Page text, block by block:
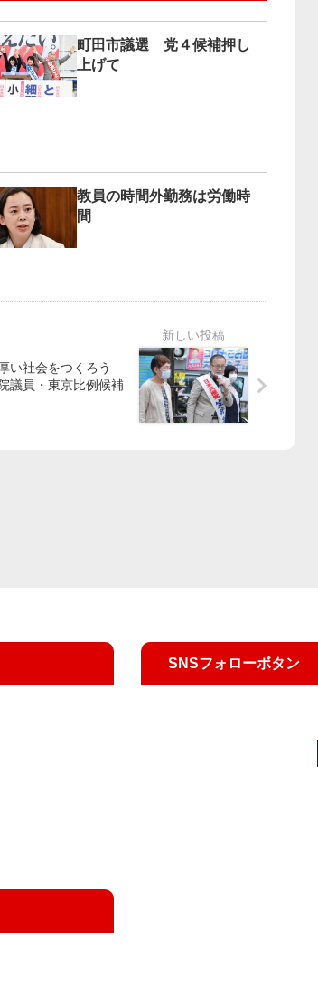
町田市議選 党４候補押し
上げて
教員の時間外勤務は労働時
間
い社会をつくろう
議員・東京比例候補
SNSフォローボタン